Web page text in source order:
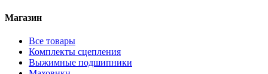
Магазин
Все товары
Комплекты сцепления
Выжимные подшипники